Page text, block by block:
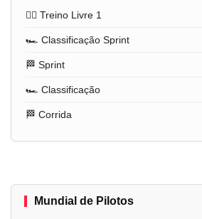
🏋️‍♂️ Treino Livre 1
🏎️ Classificação Sprint
🏁 Sprint
🏎️ Classificação
🏁 Corrida
Mundial de Pilotos